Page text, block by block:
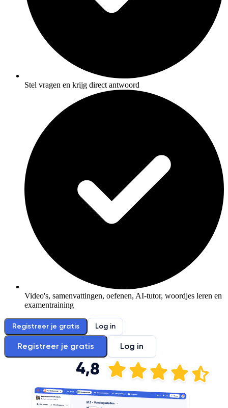
Stel vragen en krijg direct antwoord
Video's, samenvattingen, oefenen, AI-tutor, woordjes leren en
examentraining
Registreer je gratis Log in
Registreer je gratis Log in